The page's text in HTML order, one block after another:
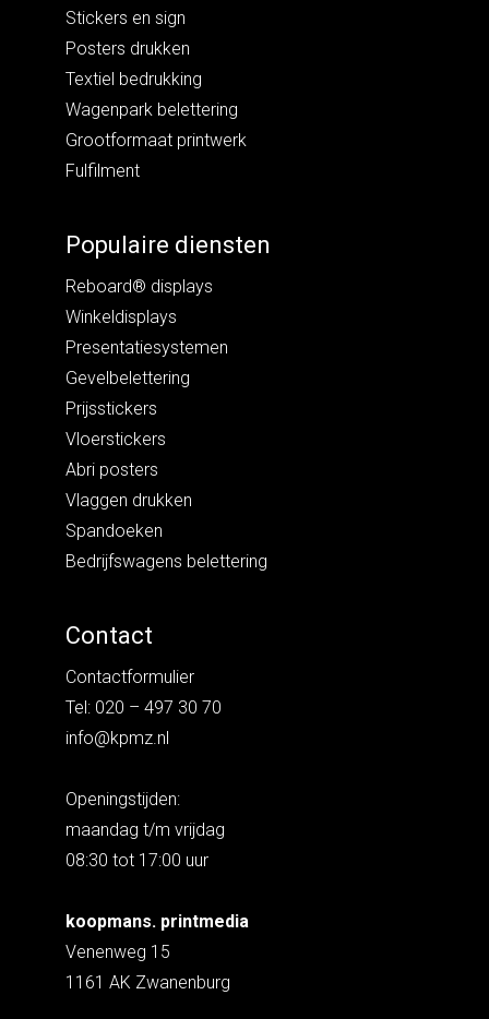
Stickers en sign
Posters drukken
Textiel bedrukking
Wagenpark belettering
Grootformaat printwerk
Fulfilment
Populaire diensten
Reboard® displays
Winkeldisplays
Presentatiesystemen
Gevelbelettering
Prijsstickers
Vloerstickers
Abri posters
Vlaggen drukken
Spandoeken
Bedrijfswagens belettering
Contact
Contactformulier
Tel: 020 – 497 30 70
info@kpmz.nl
Openingstijden:
maandag t/m vrijdag
08:30 tot 17:00 uur
koopmans. printmedia
Venenweg 15
1161 AK Zwanenburg